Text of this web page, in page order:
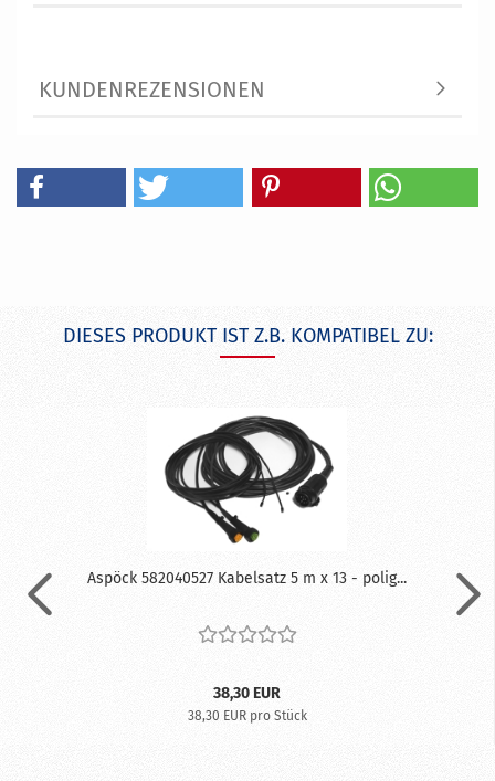
KUNDENREZENSIONEN
DIESES PRODUKT IST Z.B. KOMPATIBEL ZU:
Aspöck 582040527 Kabelsatz 5 m x 13 - polig...
38,30 EUR
38,30 EUR pro Stück